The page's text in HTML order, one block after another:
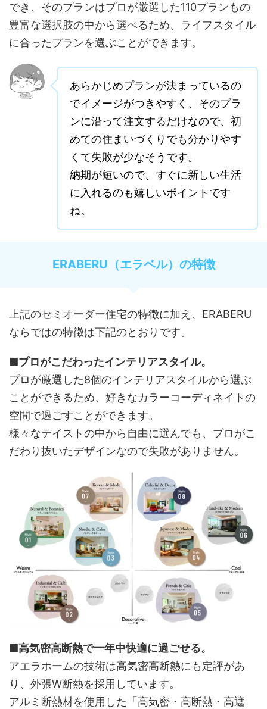
でき、そのプランはプロが厳選した110プランもの
豊富な選択肢の中から選べるため、ライフスタイル
に合ったプランを選ぶことができます。
あらかじめプランが決まっているの
でイメージがつきやすく、そのプラ
ンに沿って注文するだけなので、初
めての住まいづくりでも分かりやす
くて失敗が少なそうです。
納期が短いので、すぐに新しい生活
に入れるのも嬉しいポイントです
ね。
ERABERU（エラベル）の特徴
上記のセミオーダー住宅の特徴に加え、ERABERU
ならではの特徴は下記のとおりです。
■プロがこだわったインテリアスタイル。
プロが厳選した8個のインテリアスタイルから選ぶ
ことができるため、好きなカラーコーディネイトの
空間で過ごすことができます。
様々なテイストの中から自由に選んでも、プロがこ
だわり抜いたデザインなので失敗がありません。
■高気密高断熱で一年中快適に過ごせる。
アエラホームの技術は高気密高断熱にも定評があ
り、外張W断熱を採用しています。
アルミ断熱材を使用した「高気密・高断熱・高遮